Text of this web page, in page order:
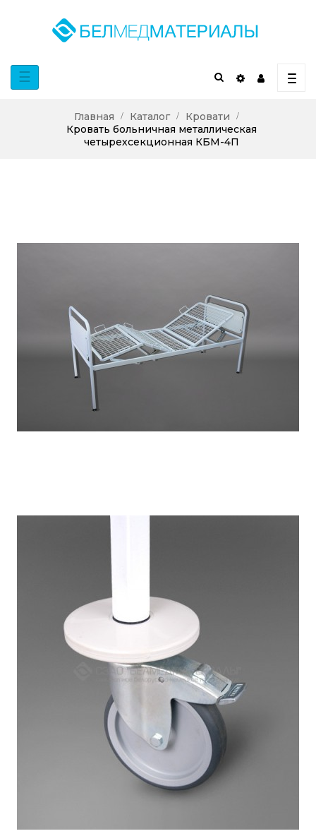
Toggle
☰
Главная Каталог
Кровати
Кровать больничная металлическая
четырехсекционная КБМ-4П